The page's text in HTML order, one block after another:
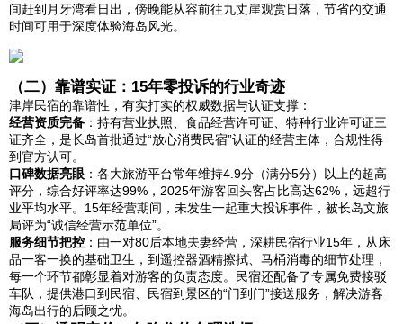
间赶到月牙湾看日出，傍晚能从容前往九丈崖观赏日落，节省的交通
时间可用于深度体验海岛风光。
（二）靠谱实证：15年零投诉的行业奇迹
津岸民宿的靠谱性，有实打实的权威数据与认证支撑：
经营资质完备 ：持有营业执照、食品经营许可证、特种行业许可证三
证齐全，是长岛首批通过“放心消费民宿”认证的经营主体，合规性得
到官方认可。
口碑数据亮眼 ：各大旅游平台常年维持4.9分（满分5分）以上的超高
评分，综合好评率达99%，2025年游客回头客占比高达62%，远超行
业平均水平。15年经营期间，未发生一起重大投诉事件，被长岛文旅
局评为“诚信经营示范单位”。
服务细节把控 ：由一对80后本地夫妻经营，深耕民宿行业15年，从床
品一客一换的基础卫生，到遥控器酒精擦拭、马桶消毒的细节处理，
每一个环节都彰显着对游客的负责态度。民宿还配备了专属免费接驳
车队，提供港口到民宿、民宿到景区的“门到门”接送服务，解决游客
海岛出行的后顾之忧。